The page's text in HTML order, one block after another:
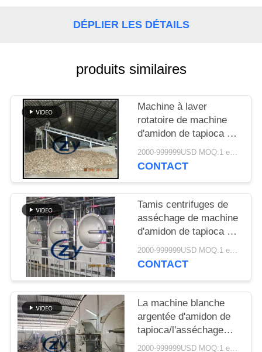
DEMANDEZ
PLAN
DU
SITE
PRIVACY
POLICY
DÉPLIER LES DÉTAILS
produits similaires
Machine à laver
rotatoire de machine
d'amidon de tapioca de
grande
capacité/tambour
2000-999999USD MOQ:1 ensemble
CONTACT
Tamis centrifuges de
asséchage de machine
d'amidon de tapioca de
fibre multifonctionnels 2000-999999USD MOQ:1 ensemble
CONTACT
La machine blanche
argentée d'amidon de
tapioca/l'asséchage
tamise fonctionnel
2000-999999USD MOQ:1 ensemble